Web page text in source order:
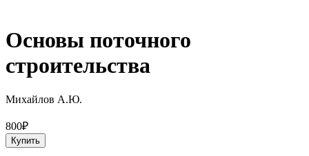
Основы поточного
строительства
Михайлов А.Ю.
800₽
Купить